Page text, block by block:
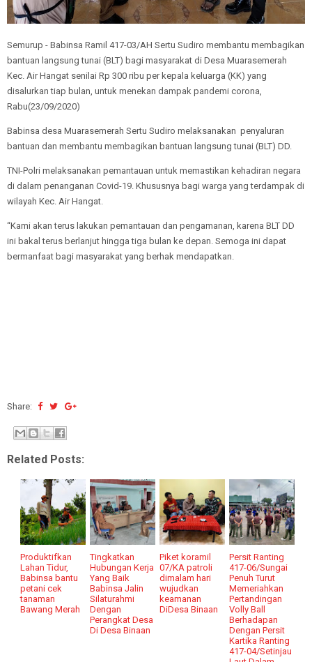
Semurup - Babinsa Ramil 417-03/AH Sertu Sudiro membantu membagikan
bantuan langsung tunai (BLT) bagi masyarakat di Desa Muarasemerah
Kec. Air Hangat senilai Rp 300 ribu per kepala keluarga (KK) yang
disalurkan tiap bulan, untuk menekan dampak pandemi corona,
Rabu(23/09/2020)
Babinsa desa Muarasemerah Sertu Sudiro melaksanakan penyaluran
bantuan dan membantu membagikan bantuan langsung tunai (BLT) DD.
TNI-Polri melaksanakan pemantauan untuk memastikan kehadiran negara
di dalam penanganan Covid-19. Khususnya bagi warga yang terdampak di
wilayah Kec. Air Hangat.
“Kami akan terus lakukan pemantauan dan pengamanan, karena BLT DD
ini bakal terus berlanjut hingga tiga bulan ke depan. Semoga ini dapat
bermanfaat bagi masyarakat yang berhak mendapatkan.
Share:
Related Posts:
Produktifkan
Lahan Tidur,
Babinsa bantu
petani cek
tanaman
Bawang Merah
Tingkatkan
Hubungan Kerja
Yang Baik
Babinsa Jalin
Silaturahmi
Dengan
Perangkat Desa
Di Desa Binaan
Piket koramil
07/KA patroli
dimalam hari
wujudkan
keamanan
DiDesa Binaan
Persit Ranting
417-06/Sungai
Penuh Turut
Memeriahkan
Pertandingan
Volly Ball
Berhadapan
Dengan Persit
Kartika Ranting
417-04/Setinjau